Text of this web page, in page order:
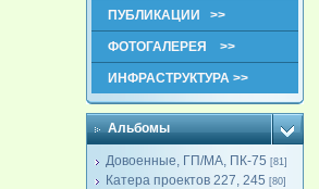
ПУБЛИКАЦИИ >>
ФОТОГАЛЕРЕЯ >>
ИНФРАСТРУКТУРА >>
Альбомы
Довоенные, ГП/МА, ПК-75 [81]
Катера проектов 227, 245 [80]